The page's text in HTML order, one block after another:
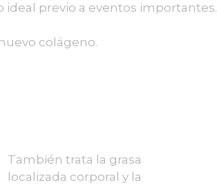
ideal previo a eventos importantes.
colágeno.
También trata la grasa
localizada corporal y la